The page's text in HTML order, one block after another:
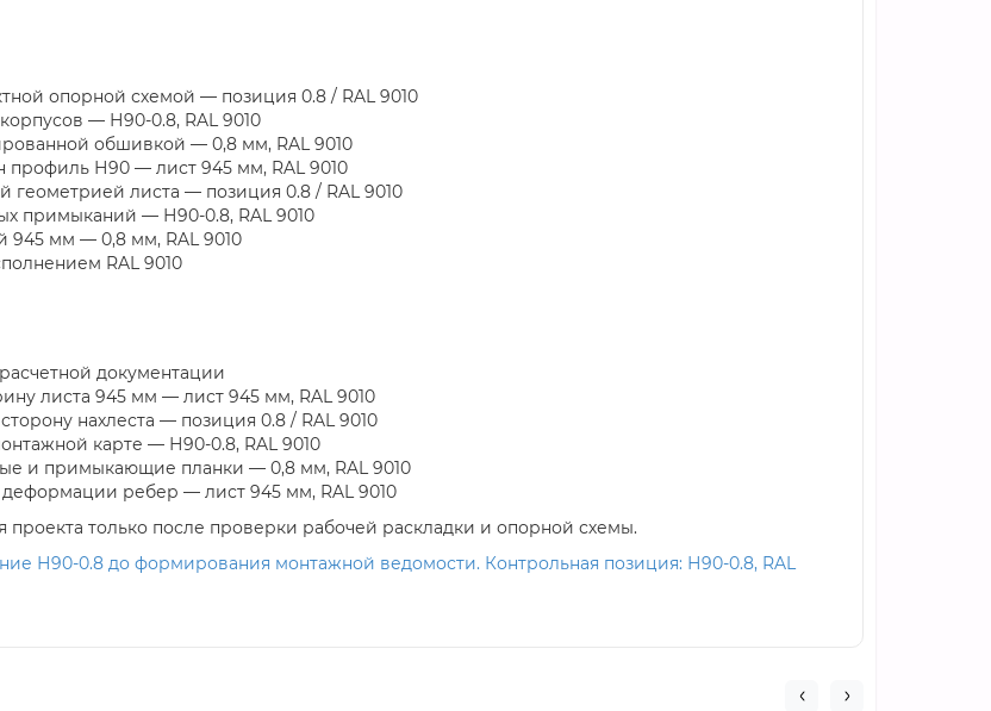
опорной схемой — позиция 0.8 / RAL 9010
— Н90-0.8, RAL 9010
обшивкой — 0,8 мм, RAL 9010
профиль Н90 — лист 945 мм, RAL 9010
геометрией листа — позиция 0.8 / RAL 9010
примыканий — Н90-0.8, RAL 9010
945 мм — 0,8 мм, RAL 9010
RAL 9010
документации
листа 945 мм — лист 945 мм, RAL 9010
нахлеста — позиция 0.8 / RAL 9010
карте — Н90-0.8, RAL 9010
и примыкающие планки — 0,8 мм, RAL 9010
деформации ребер — лист 945 мм, RAL 9010
только после проверки рабочей раскладки и опорной схемы.
Н90-0.8 до формирования монтажной ведомости. Контрольная позиция: Н90-0.8, RAL